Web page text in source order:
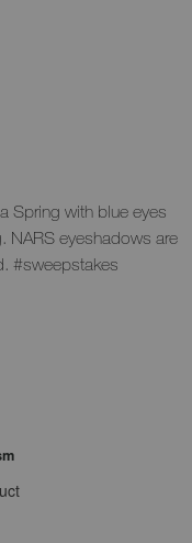
Spring with blue eyes
NARS eyeshadows are
#sweepstakes